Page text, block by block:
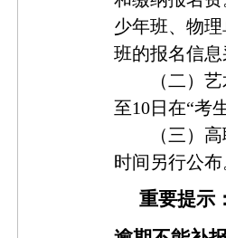
少年班、物
班的报名信
（二）
至10日在“考
（三）
时间另行公布
重要提示：